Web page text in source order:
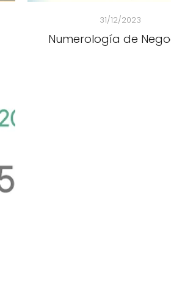
31/12/2023
Numerología de